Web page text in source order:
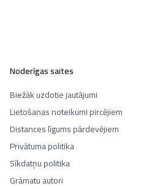
Noderīgas saites
Biežāk uzdotie jautājumi
Lietošanas noteikumi pircējiem
Distances līgums pārdevējiem
Privātuma politika
Sīkdatņu politika
Grāmatu autori